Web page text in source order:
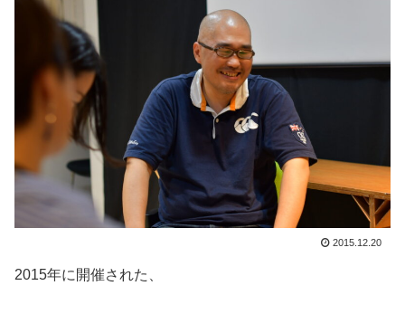
2015.12.20
2015年に開催された、